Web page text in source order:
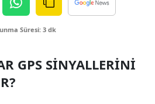
Edirne
Erzincan
Süresi: 3 dk
GPS SINYALLERINI